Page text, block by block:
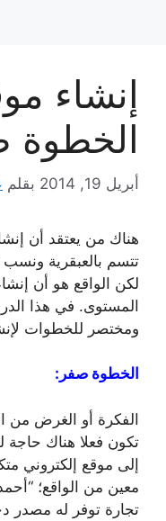
إنشاء
الخطوة
أبريل 19, 2014 بقلم
هناك من يعتقد أن
تتسم بالعبقرية
لكن الواقع هو أن
المستوى. في هذا
ومختصر للخطوات
الخطوة صفر:
الفكرة أو الغرض من
تكون فعلا هناك حاجة
إلى موقع إلكتروني
معين من الواقع؛
تجارة توفر له مصدر